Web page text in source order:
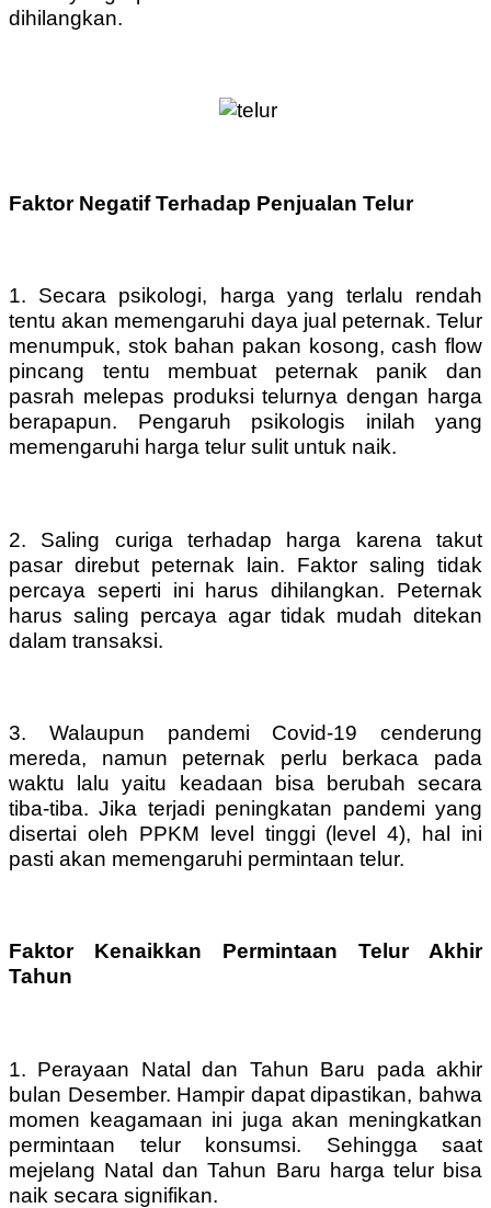
dihilangkan.
Faktor Negatif Terhadap Penjualan Telur
1. Secara psikologi, harga yang terlalu rendah
tentu akan memengaruhi daya jual peternak. Telur
menumpuk, stok bahan pakan kosong, cash flow
pincang tentu membuat peternak panik dan
pasrah melepas produksi telurnya dengan harga
berapapun. Pengaruh psikologis inilah yang
memengaruhi harga telur sulit untuk naik.
2. Saling curiga terhadap harga karena takut
pasar direbut peternak lain. Faktor saling tidak
percaya seperti ini harus dihilangkan. Peternak
harus saling percaya agar tidak mudah ditekan
dalam transaksi.
3. Walaupun pandemi Covid-19 cenderung
mereda, namun peternak perlu berkaca pada
waktu lalu yaitu keadaan bisa berubah secara
tiba-tiba. Jika terjadi peningkatan pandemi yang
disertai oleh PPKM level tinggi (level 4), hal ini
pasti akan memengaruhi permintaan telur.
Faktor Kenaikkan Permintaan Telur Akhir
Tahun
1. Perayaan Natal dan Tahun Baru pada akhir
bulan Desember. Hampir dapat dipastikan, bahwa
momen keagamaan ini juga akan meningkatkan
permintaan telur konsumsi. Sehingga saat
mejelang Natal dan Tahun Baru harga telur bisa
naik secara signifikan.